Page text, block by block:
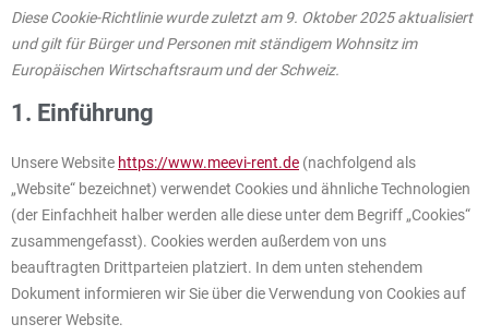
Diese Cookie-Richtlinie wurde zuletzt am 9. Oktober 2025 aktualisiert
und gilt für Bürger und Personen mit ständigem Wohnsitz im
Europäischen Wirtschaftsraum und der Schweiz.
1. Einführung
Unsere Website https://www.meevi-rent.de (nachfolgend als
„Website“ bezeichnet) verwendet Cookies und ähnliche Technologien
(der Einfachheit halber werden alle diese unter dem Begriff „Cookies“
zusammengefasst). Cookies werden außerdem von uns
beauftragten Drittparteien platziert. In dem unten stehendem
Dokument informieren wir Sie über die Verwendung von Cookies auf
unserer Website.